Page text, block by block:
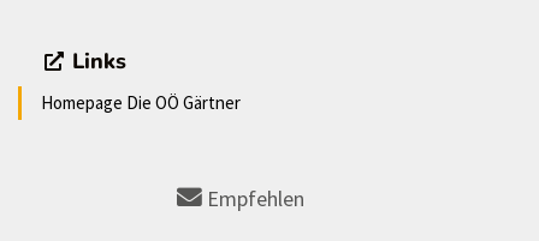
Links
Homepage Die OÖ Gärtner
Empfehlen